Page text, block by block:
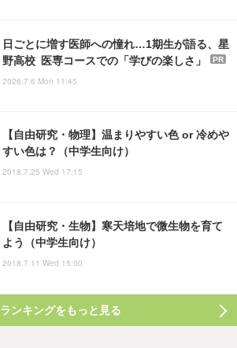
日ごとに増す医師への憧れ…1期生が語る、星
野高校 医専コースでの「学びの楽しさ」
PR
2026.7.6 Mon 11:45
【自由研究・物理】温まりやすい色 or 冷めや
すい色は？（中学生向け）
2018.7.25 Wed 17:15
【自由研究・生物】寒天培地で微生物を育て
よう（中学生向け）
2018.7.11 Wed 15:00
ランキングをもっと見る